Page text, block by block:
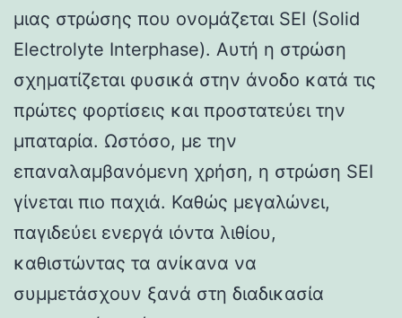
μιας στρώσης που ονομάζεται SEI (Solid
Electrolyte Interphase). Αυτή η στρώση
σχηματίζεται φυσικά στην άνοδο κατά τις
πρώτες φορτίσεις και προστατεύει την
μπαταρία. Ωστόσο, με την
επαναλαμβανόμενη χρήση, η στρώση SEI
γίνεται πιο παχιά. Καθώς μεγαλώνει,
παγιδεύει ενεργά ιόντα λιθίου,
καθιστώντας τα ανίκανα να
συμμετάσχουν ξανά στη διαδικασία